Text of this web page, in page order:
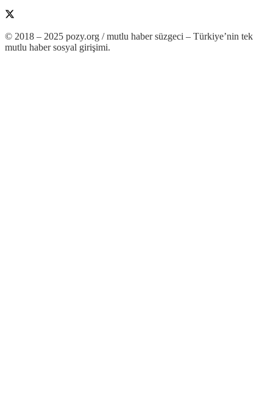
© 2018 – 2025 pozy.org / mutlu haber süzgeci – Türkiye’nin tek
mutlu haber sosyal girişimi.